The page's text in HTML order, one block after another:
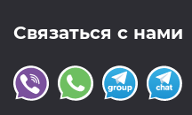
Связаться с нами